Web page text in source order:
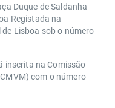
Duque de Saldanha
Registada na
Lisboa sob o número
inscrita na Comissão
com o número